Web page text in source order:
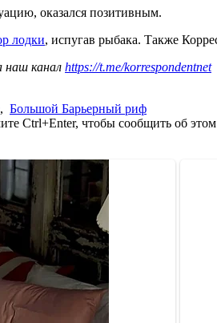
оказался позитивным.
лодки, испугав рыбака. Также
наш канал https://t.me/korrespondentnet
, Большой Барьерный риф
Ctrl+Enter, чтобы сообщить об